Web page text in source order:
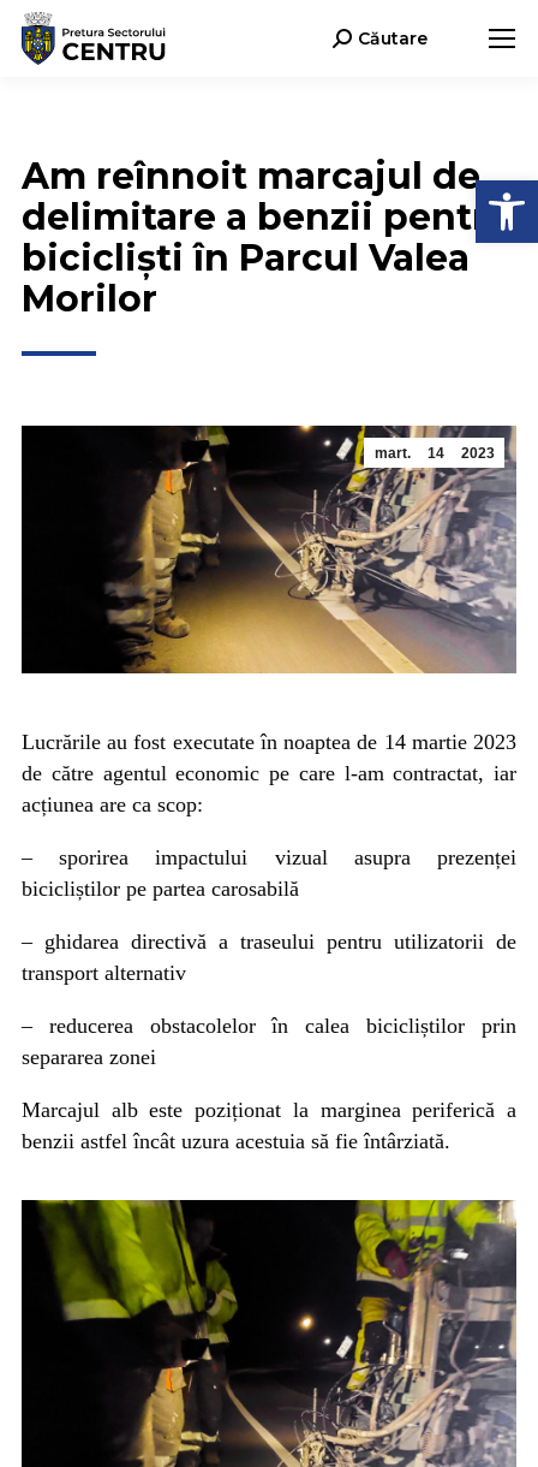
Search:Căutare
Am reînnoit marcajul de
delimitare a benzii pentru
bicicliști în Parcul Valea
Morilor
mart. 14 2023
Lucrările au fost executate în noaptea de 14 martie 2023
de către agentul economic pe care l-am contractat, iar
acțiunea are ca scop:
– sporirea impactului vizual asupra prezenței
bicicliștilor pe partea carosabilă
– ghidarea directivă a traseului pentru utilizatorii de
transport alternativ
– reducerea obstacolelor în calea bicicliștilor prin
separarea zonei
Marcajul alb este poziționat la marginea periferică a
benzii astfel încât uzura acestuia să fie întârziată.